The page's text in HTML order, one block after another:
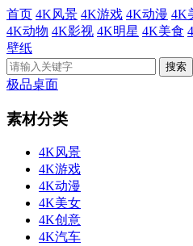
首页 4K风景 4K游戏 4K动漫 4K
4K动物 4K影视 4K明星 4K美食
壁纸
极品桌面
素材分类
4K风景
4K游戏
4K动漫
4K美女
4K创意
4K汽车